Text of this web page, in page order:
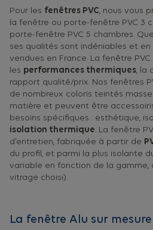
Pour les fenêtres PVC, nous vous
la fenêtre ou porte-fenêtre PVC 3
porte-fenêtre PVC 5 chambres.
ses qualités sont indéniables et
vendues en France. La fenêtre
les performances thermiques, la
rapport qualité/prix. Nos fenêtres
de nombreux coloris teintés
matière et peuvent être
besoins spécifiques : esthétique,
isolation thermique. La fenêtre
d’entretien, fabriquée à partir de
du profil, et parmi la plus isolante
variable en fonction de la gamme,
vitrage choisi).
La fenêtre Alu sur